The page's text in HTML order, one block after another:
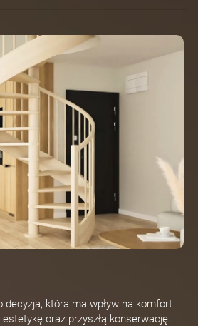
która ma wpływ na komfort
oraz przyszłą konserwację.